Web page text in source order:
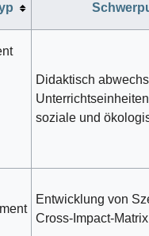
Didaktisch
soziale und
Entwicklung von
Cross-Impact-Matrix